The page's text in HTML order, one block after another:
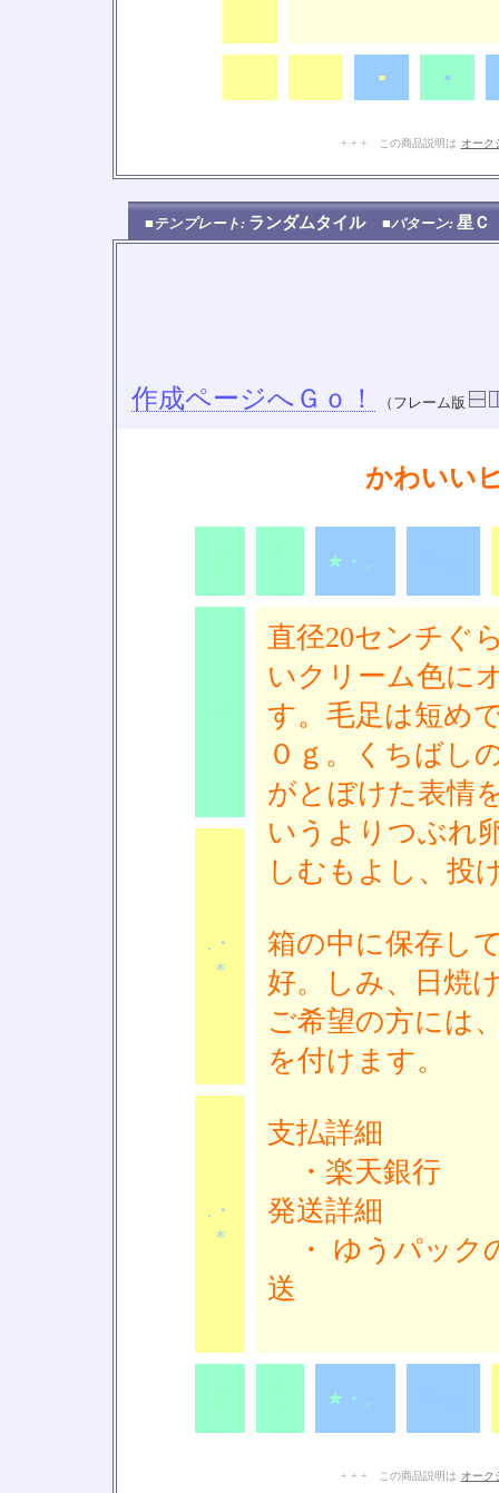
■ ■
+ + + この商品説明は オーク
■テンプレート: ランダムタイル ■パターン: 星
作成ページへＧｏ！ （フレーム版
かわいい
★・。
直径20センチぐ
いクリーム色に
す。毛足は短め
０ｇ。くちばし
がとぼけた表情
いうよりつぶれ
しむもよし、投
箱の中に保存し
好。しみ、日焼
ご希望の方には
を付けます。
支払詳細
・楽天銀行
発送詳細
・ ゆうパック
送
.・
＊
.・
＊
★・。
+ + + この商品説明は オーク